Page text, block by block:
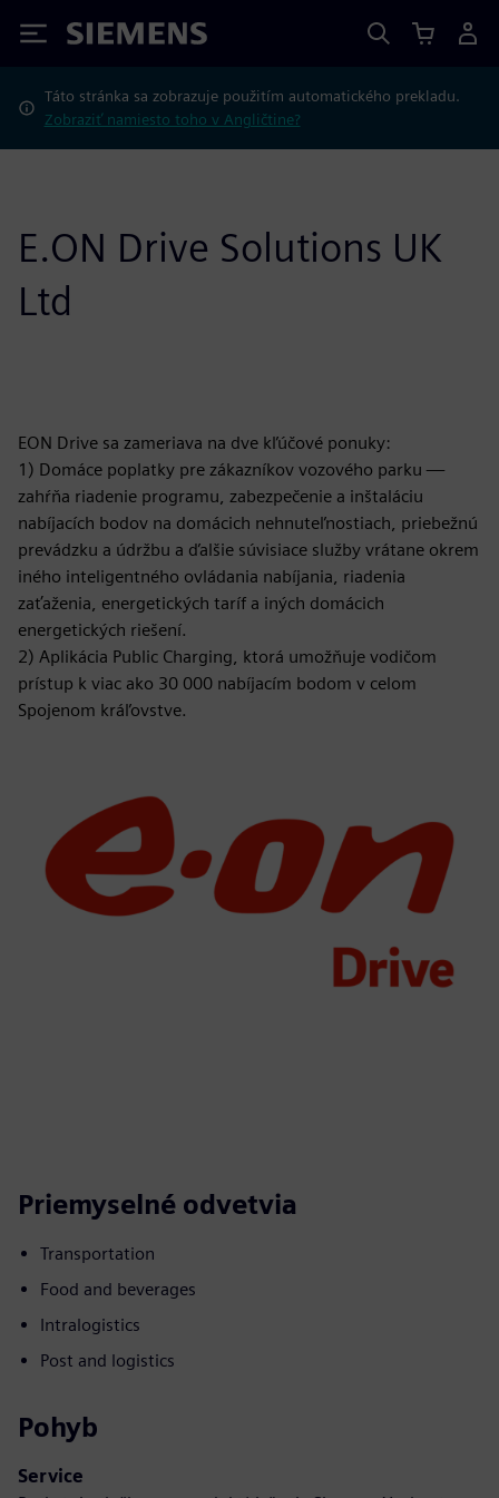
Siemens
Táto stránka sa zobrazuje použitím automatického prekladu.
Zobraziť namiesto toho v Angličtine?
E.ON Drive Solutions UK
Ltd
EON Drive sa zameriava na dve kľúčové ponuky:
1) Domáce poplatky pre zákazníkov vozového parku —
zahŕňa riadenie programu, zabezpečenie a inštaláciu
nabíjacích bodov na domácich nehnuteľnostiach, priebežnú
prevádzku a údržbu a ďalšie súvisiace služby vrátane okrem
iného inteligentného ovládania nabíjania, riadenia
zaťaženia, energetických taríf a iných domácich
energetických riešení.
2) Aplikácia Public Charging, ktorá umožňuje vodičom
prístup k viac ako 30 000 nabíjacím bodom v celom
Spojenom kráľovstve.
Priemyselné odvetvia
Transportation
Food and beverages
Intralogistics
Post and logistics
Pohyb
Service